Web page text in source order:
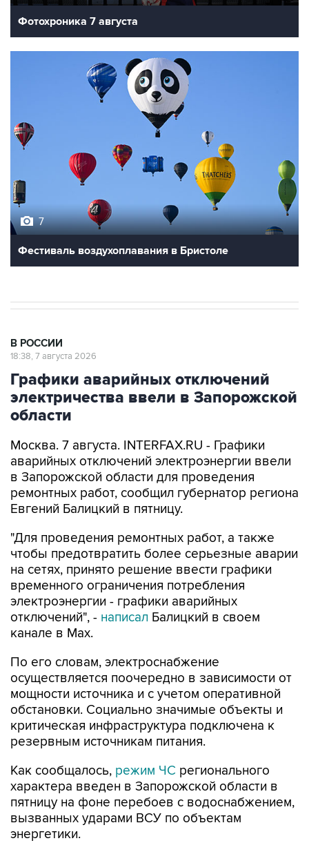
Фотохроника 7 августа
7
Фестиваль воздухоплавания в Бристоле
В РОССИИ
18:38, 7 августа 2026
Графики аварийных отключений
электричества ввели в Запорожской
области
Москва. 7 августа. INTERFAX.RU - Графики
аварийных отключений электроэнергии ввели
в Запорожской области для проведения
ремонтных работ, сообщил губернатор региона
Евгений Балицкий в пятницу.
"Для проведения ремонтных работ, а также
чтобы предотвратить более серьезные аварии
на сетях, принято решение ввести графики
временного ограничения потребления
электроэнергии - графики аварийных
отключений", - написал Балицкий в своем
канале в Max.
По его словам, электроснабжение
осуществляется поочередно в зависимости от
мощности источника и с учетом оперативной
обстановки. Социально значимые объекты и
критическая инфраструктура подключена к
резервным источникам питания.
Как сообщалось, режим ЧС регионального
характера введен в Запорожской области в
пятницу на фоне перебоев с водоснабжением,
вызванных ударами ВСУ по объектам
энергетики.